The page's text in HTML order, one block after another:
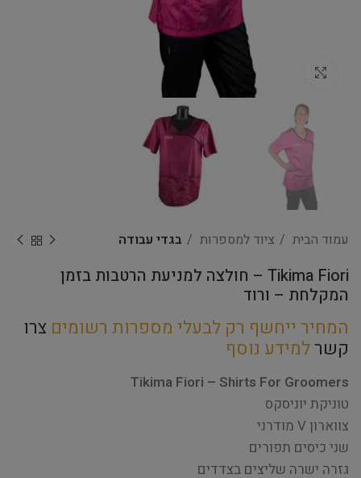
Click to enlarge
עמוד הבית ציוד למספרות בגדי עבודה
Tikima Fiori – חולצה למניעת הרטבות בזמן
המקלחת – ורוד
המחיר ייחשף רק לבעלי מספרות רשומים צרו
קשרלמידע נוסף
Tikima Fiori – Shirts For Groomers
טוניקת יוניסקס
צווארון V מודרני
שני כיסים תפורים
גזרה ישרה שליצים בצדדים